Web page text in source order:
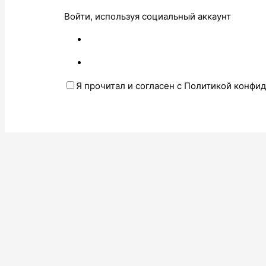
Войти, используя социальный аккаунт
Я прочитал и согласен с Политикой